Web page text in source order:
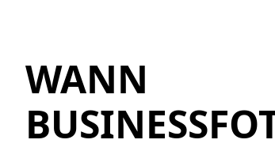
WANN